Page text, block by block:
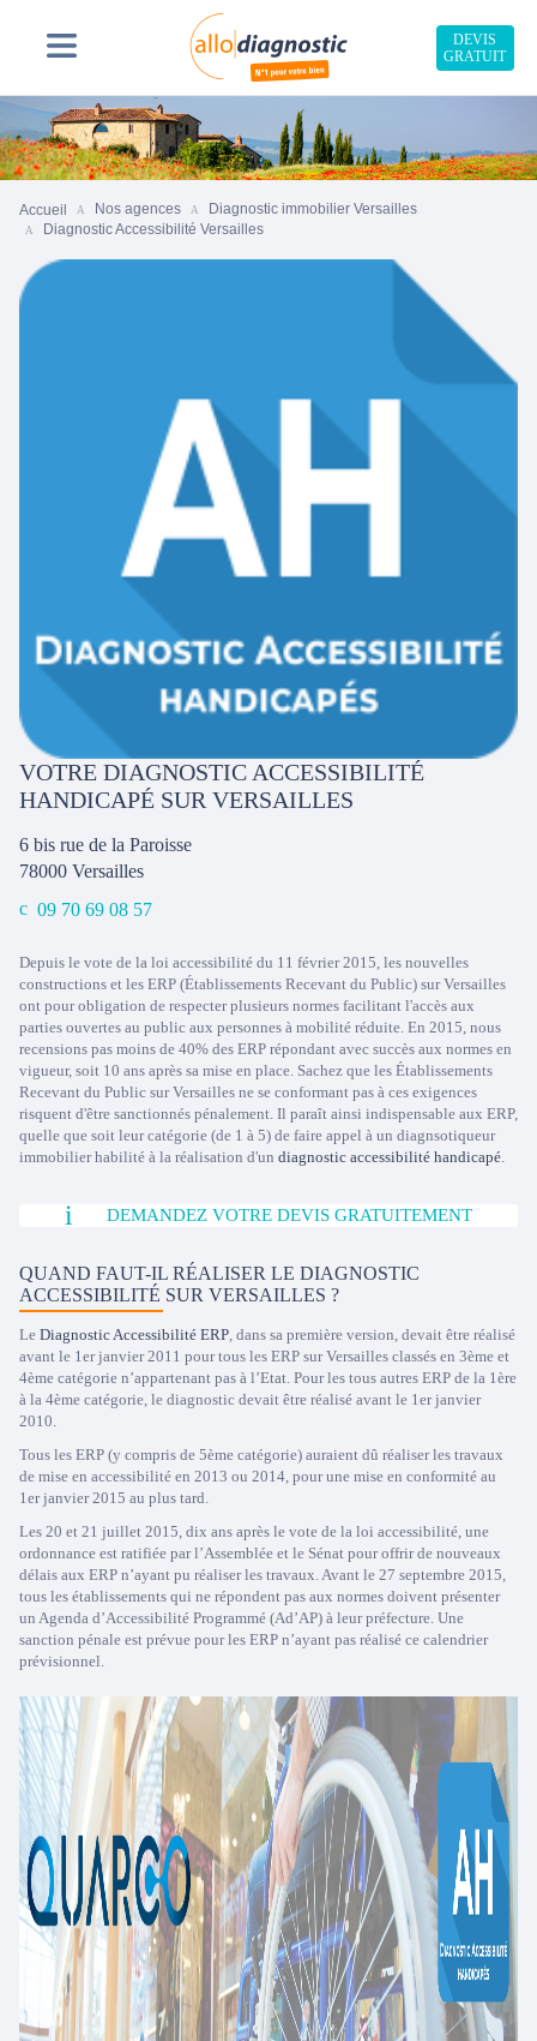
DEVIS
GRATUIT
Accueil Nos agences
Diagnostic immobilier Versailles
Diagnostic Accessibilité Versailles
VOTRE DIAGNOSTIC ACCESSIBILITÉ
HANDICAPÉ SUR VERSAILLES
6 bis rue de la Paroisse
78000 Versailles
09 70 69 08 57
Depuis le vote de la loi accessibilité du 11 février 2015, les nouvelles
constructions et les ERP (Établissements Recevant du Public) sur Versailles
ont pour obligation de respecter plusieurs normes facilitant l'accès aux
parties ouvertes au public aux personnes à mobilité réduite. En 2015, nous
recensions pas moins de 40% des ERP répondant avec succès aux normes en
vigueur, soit 10 ans après sa mise en place. Sachez que les Établissements
Recevant du Public sur Versailles ne se conformant pas à ces exigences
risquent d'être sanctionnés pénalement. Il paraît ainsi indispensable aux ERP,
quelle que soit leur catégorie (de 1 à 5) de faire appel à un diagnsotiqueur
immobilier habilité à la réalisation d'un diagnostic accessibilité handicapé.
DEMANDEZ VOTRE DEVIS GRATUITEMENT
QUAND FAUT-IL RÉALISER LE DIAGNOSTIC
ACCESSIBILITÉ SUR VERSAILLES ?
Le Diagnostic Accessibilité ERP, dans sa première version, devait être réalisé
avant le 1er janvier 2011 pour tous les ERP sur Versailles classés en 3ème et
4ème catégorie n’appartenant pas à l’Etat. Pour les tous autres ERP de la 1ère
à la 4ème catégorie, le diagnostic devait être réalisé avant le 1er janvier
2010.
Tous les ERP (y compris de 5ème catégorie) auraient dû réaliser les travaux
de mise en accessibilité en 2013 ou 2014, pour une mise en conformité au
1er janvier 2015 au plus tard.
Les 20 et 21 juillet 2015, dix ans après le vote de la loi accessibilité, une
ordonnance est ratifiée par l’Assemblée et le Sénat pour offrir de nouveaux
délais aux ERP n’ayant pu réaliser les travaux. Avant le 27 septembre 2015,
tous les établissements qui ne répondent pas aux normes doivent présenter
un Agenda d’Accessibilité Programmé (Ad’AP) à leur préfecture. Une
sanction pénale est prévue pour les ERP n’ayant pas réalisé ce calendrier
prévisionnel.